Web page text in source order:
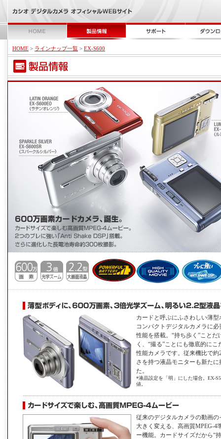
HOME > ラインナップ一覧 > EX-S600
カードと呼ぶにふさわしい薄型
コンパクトデジタルカメラに必
性能を搭載。“持ち歩く”ことだ
く、“撮る”ことにも徹底的にこ
性能カメラです。従来機比で約
さを持つ液晶モニターも新たに
た。
*液晶設定を「明」にした場合。EX-
値。
従来のデジタルカメラの動画の
大きく変える、高画質MPEG-4
ー機能。カードサイズだから“